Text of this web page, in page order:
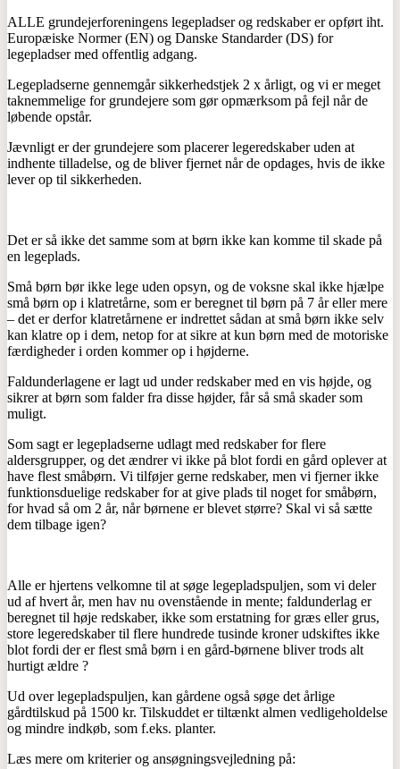
ALLE grundejerforeningens legepladser og redskaber er opført iht.
Europæiske Normer (EN) og Danske Standarder (DS) for
legepladser med offentlig adgang.
Legepladserne gennemgår sikkerhedstjek 2 x årligt, og vi er meget
taknemmelige for grundejere som gør opmærksom på fejl når de
løbende opstår.
Jævnligt er der grundejere som placerer legeredskaber uden at
indhente tilladelse, og de bliver fjernet når de opdages, hvis de ikke
lever op til sikkerheden.
Det er så ikke det samme som at børn ikke kan komme til skade på
en legeplads.
Små børn bør ikke lege uden opsyn, og de voksne skal ikke hjælpe
små børn op i klatretårne, som er beregnet til børn på 7 år eller mere
– det er derfor klatretårnene er indrettet sådan at små børn ikke selv
kan klatre op i dem, netop for at sikre at kun børn med de motoriske
færdigheder i orden kommer op i højderne.
Faldunderlagene er lagt ud under redskaber med en vis højde, og
sikrer at børn som falder fra disse højder, får så små skader som
muligt.
Som sagt er legepladserne udlagt med redskaber for flere
aldersgrupper, og det ændrer vi ikke på blot fordi en gård oplever at
have flest småbørn. Vi tilføjer gerne redskaber, men vi fjerner ikke
funktionsduelige redskaber for at give plads til noget for småbørn,
for hvad så om 2 år, når børnene er blevet større? Skal vi så sætte
dem tilbage igen?
Alle er hjertens velkomne til at søge legepladspuljen, som vi deler
ud af hvert år, men hav nu ovenstående in mente; faldunderlag er
beregnet til høje redskaber, ikke som erstatning for græs eller grus,
store legeredskaber til flere hundrede tusinde kroner udskiftes ikke
blot fordi der er flest små børn i en gård-børnene bliver trods alt
hurtigt ældre ?
Ud over legepladspuljen, kan gårdene også søge det årlige
gårdtilskud på 1500 kr. Tilskuddet er tiltænkt almen vedligeholdelse
og mindre indkøb, som f.eks. planter.
Læs mere om kriterier og ansøgningsvejledning på: